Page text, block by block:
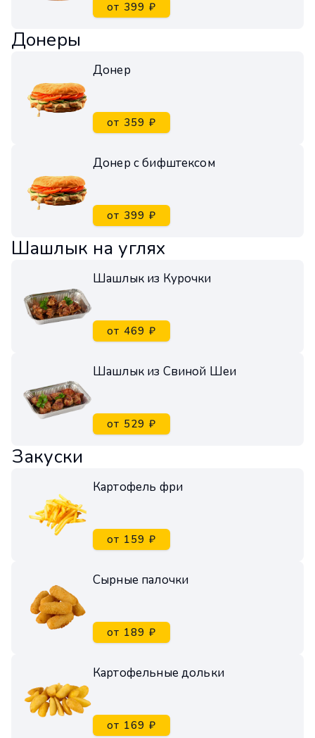
от 399 ₽
Донеры
Донер
от 359 ₽
Донер с бифштексом
от 399 ₽
Шашлык на углях
Шашлык из Курочки
от 469 ₽
Шашлык из Свиной Шеи
от 529 ₽
Закуски
Картофель фри
от 159 ₽
Сырные палочки
от 189 ₽
Картофельные дольки
от 169 ₽